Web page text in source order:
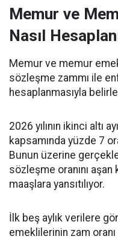
Memur ve
Nasıl
Memur ve memur
sözleşme zammı ile
hesaplanmasıyla
2026 yılının ikinci altı
kapsamında yüzde 7
Bunun üzerine
sözleşme oranını aşan
maaşlara yansıtılıyor.
İlk beş aylık verilere
emeklilerinin zam